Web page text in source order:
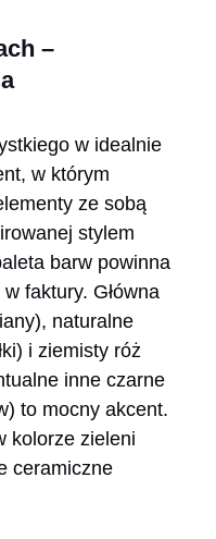
–
w idealnie
w którym
ze sobą
stylem
barw powinna
faktury. Główna
naturalne
i ziemisty róż
inne czarne
to mocny akcent.
kolorze zieleni
ceramiczne